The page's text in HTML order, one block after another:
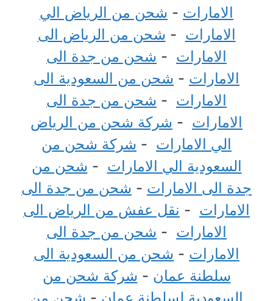
الامارات - شحن من الرياض الي
الامارات - شحن من الرياض الى
الامارات - شحن من جدة الى
الامارات - شحن من السعودية الى
الامارات - شحن من جدة الى
الامارات - شركة شحن من الرياض
الي الامارات - شركة شحن من
السعودية الي الامارات - شحن من
جدة الى الامارات - شحن من جدة الى
الامارات - نقل عفش من الرياض الى
الامارات - شحن من جدة الى
الامارات - شحن من السعودية الى
سلطنة عمان - شركة شحن من